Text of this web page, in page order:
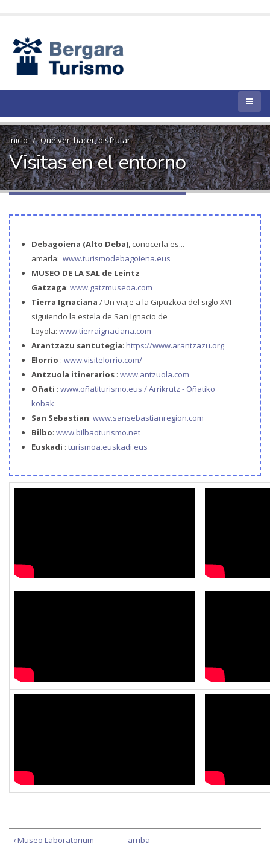
Inicio Qué ver, hacer, disfrutar
Visitas en el entorno
Debagoiena (Alto Deba), conocerla es...
amarla: www.turismodebagoiena.eus
MUSEO DE LA SAL de Leintz
Gatzaga: www.gatzmuseoa.com
Tierra Ignaciana / Un viaje a la Gipuzkoa del siglo XVI
siguiendo la estela de San Ignacio de
Loyola: www.tierraignaciana.com
Arantzazu santutegia: https://www.arantzazu.org
Elorrio : www.visitelorrio.com/
Antzuola itinerarios : www.antzuola.com
Oñati : www.oñatiturismo.eus /Arrikrutz - Oñatiko
kobak
San Sebastian: www.sansebastianregion.com
Bilbo: www.bilbaoturismo.net
Euskadi : turismoa.euskadi.eus
‹ Museo Laboratorium arriba